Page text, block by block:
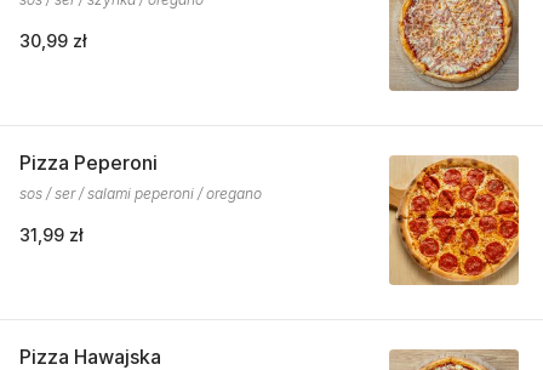
30,99 zł
Pizza Peperoni
sos / ser / salami peperoni / oregano
31,99 zł
Pizza Hawajska